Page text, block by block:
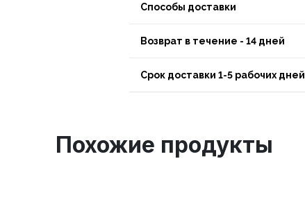
Способы доставки
Возврат в течение - 14 дней
Срок доставки 1-5 рабочих дней
Похожие продукты